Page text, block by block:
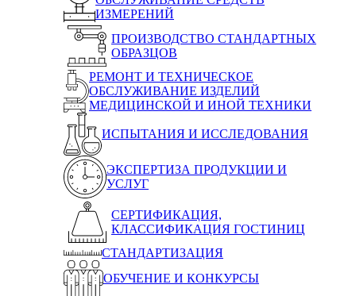
ИЗМЕРЕНИЙ
ПРОИЗВОДСТВО СТАНДАРТНЫХ
ОБРАЗЦОВ
РЕМОНТ И ТЕХНИЧЕСКОЕ
ОБСЛУЖИВАНИЕ ИЗДЕЛИЙ
МЕДИЦИНСКОЙ И ИНОЙ ТЕХНИКИ
ИСПЫТАНИЯ И ИССЛЕДОВАНИЯ
ЭКСПЕРТИЗА ПРОДУКЦИИ И
УСЛУГ
СЕРТИФИКАЦИЯ,
КЛАССИФИКАЦИЯ ГОСТИНИЦ
СТАНДАРТИЗАЦИЯ
ОБУЧЕНИЕ И КОНКУРСЫ